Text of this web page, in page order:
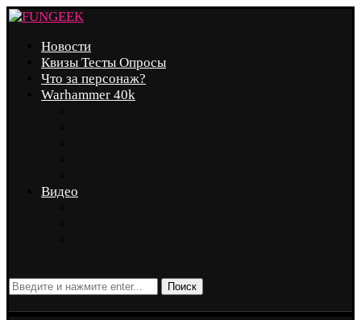
Новости
Квизы Тесты Опросы
Что за персонаж?
Warhammer 40k
Видео
Поиск